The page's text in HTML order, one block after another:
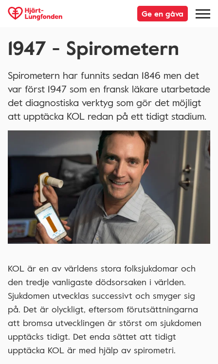
Ge en gåva
1947 - Spirometern
Spirometern har funnits sedan 1846 men det
var först 1947 som en fransk läkare utarbetade
det diagnostiska verktyg som gör det möjligt
att upptäcka KOL redan på ett tidigt stadium.
KOL är en av världens stora folksjukdomar och
den tredje vanligaste dödsorsaken i världen.
Sjukdomen utvecklas successivt och smyger sig
på. Det är olyckligt, eftersom förutsättningarna
att bromsa utvecklingen är störst om sjukdomen
upptäcks tidigt. Det enda sättet att tidigt
upptäcka KOL är med hjälp av spirometri.